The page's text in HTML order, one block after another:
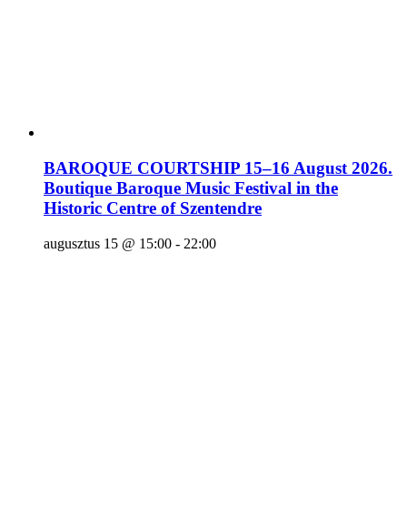
BAROQUE COURTSHIP 15–16 August 2026.
Boutique Baroque Music Festival in the
Historic Centre of Szentendre
augusztus 15 @ 15:00 - 22:00